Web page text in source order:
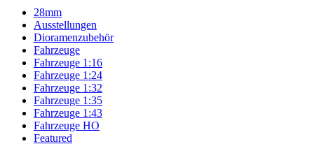
28mm
Ausstellungen
Dioramenzubehör
Fahrzeuge
Fahrzeuge 1:16
Fahrzeuge 1:24
Fahrzeuge 1:32
Fahrzeuge 1:35
Fahrzeuge 1:43
Fahrzeuge HO
Featured